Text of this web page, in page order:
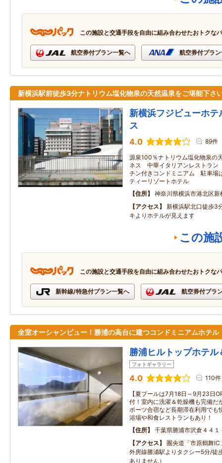
この施設と交通手段を自由に組み合わせたおトクな
航空券付プラン一覧へ 航空券付プラ
新横浜駅前徒歩3分ナトリウム塩化物泉の天然温泉をご堪能下さ
新横浜フジビューホテ
ス
4.0 89件
源泉100％ナトリウム塩化物泉
ネス 中華イタリアンレストラ
チン付きコンドミニアム 駐車場
ティーリゾートホテル
住所
神奈川県横浜市港北区
アクセス
新横浜駅北口徒歩3
キよりホテルが見えます
この施
この施設と交通手段を自由に組み合わせたおトクな
新幹線/特急付プラン一覧へ 航空券付プラ
全室オーシャンビュー！勝浦の高台に建つコンドミニアムホテル
勝浦ヒルトップホテル
フォトギャラリー
4.0 110件
【夏プールは7月18日～9月23日
付！室内に洗濯＆乾燥機も完備だ
ポーツ合宿など長期滞在利用でも
浴場や和食レストランもあり！
住所
千葉県勝浦市沢倉４４１
アクセス
圏央道「市原鶴舞
外房線勝浦駅よりタクシー5分/徒
ありません）